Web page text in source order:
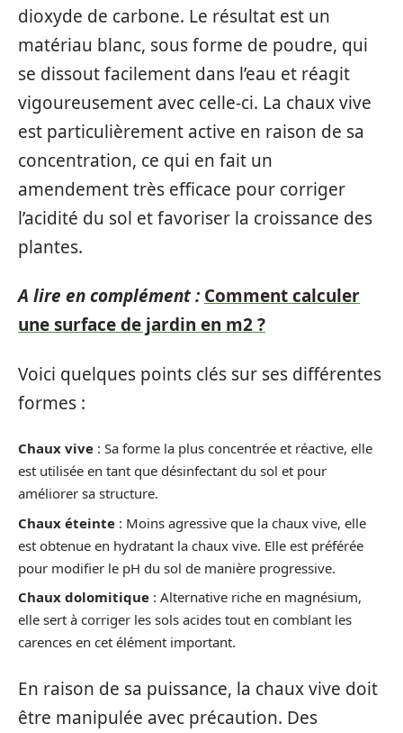
dioxyde de carbone. Le résultat est un
matériau blanc, sous forme de poudre, qui
se dissout facilement dans l’eau et réagit
vigoureusement avec celle-ci. La chaux vive
est particulièrement active en raison de sa
concentration, ce qui en fait un
amendement très efficace pour corriger
l’acidité du sol et favoriser la croissance des
plantes.
A lire en complément : Comment calculer
une surface de jardin en m2 ?
Voici quelques points clés sur ses différentes
formes :
Chaux vive : Sa forme la plus concentrée et réactive, elle
est utilisée en tant que désinfectant du sol et pour
améliorer sa structure.
Chaux éteinte : Moins agressive que la chaux vive, elle
est obtenue en hydratant la chaux vive. Elle est préférée
pour modifier le pH du sol de manière progressive.
Chaux dolomitique : Alternative riche en magnésium,
elle sert à corriger les sols acides tout en comblant les
carences en cet élément important.
En raison de sa puissance, la chaux vive doit
être manipulée avec précaution. Des